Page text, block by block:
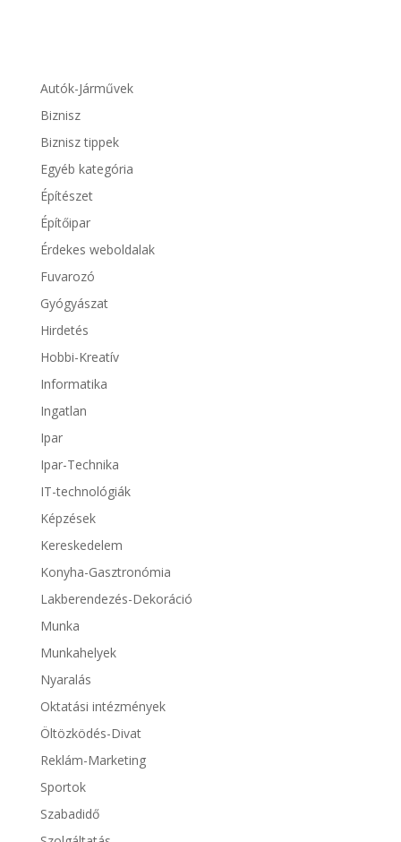
Autók-Járművek
Biznisz
Biznisz tippek
Egyéb kategória
Építészet
Építőipar
Érdekes weboldalak
Fuvarozó
Gyógyászat
Hirdetés
Hobbi-Kreatív
Informatika
Ingatlan
Ipar
Ipar-Technika
IT-technológiák
Képzések
Kereskedelem
Konyha-Gasztronómia
Lakberendezés-Dekoráció
Munka
Munkahelyek
Nyaralás
Oktatási intézmények
Öltözködés-Divat
Reklám-Marketing
Sportok
Szabadidő